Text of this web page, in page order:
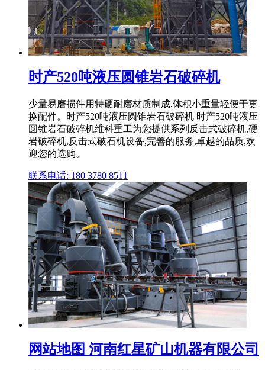
时产520吨液压圆锥岩石破碎机
少量易磨损件用特硬耐磨材质制成,体积小重量轻便于更
换配件。时产520吨液压圆锥岩石破碎机 时产520吨液压
圆锥岩石破碎机维科重工为您提供系列反击式破碎机,硬
岩破碎机,反击式破石机设备,完善的服务,卓越的品质,欢
迎您的选购。
联系电话: 180 3780 8511
网站地图 河南红星矿山机器有限公司